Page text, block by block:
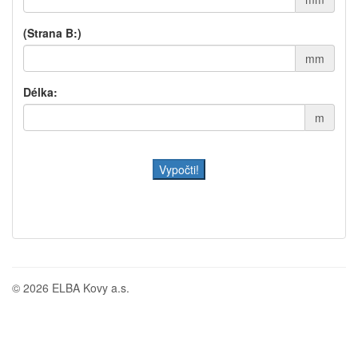
(Strana B:)
mm
Délka:
m
© 2026 ELBA Kovy a.s.